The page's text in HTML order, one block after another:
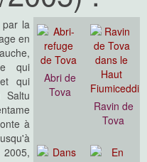
Abri de
Tova
Ravin de
Tova
par la
en
qui
qui
à